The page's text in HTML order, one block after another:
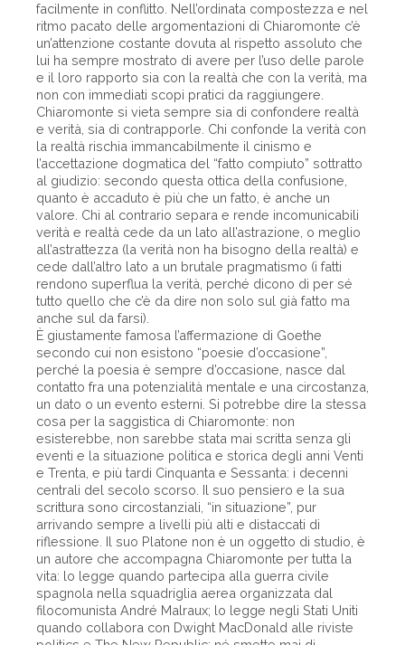
facilmente in conflitto. Nell’ordinata compostezza e nel
ritmo pacato delle argomentazioni di Chiaromonte c’è
un’attenzione costante dovuta al rispetto assoluto che
lui ha sempre mostrato di avere per l’uso delle parole
e il loro rapporto sia con la realtà che con la verità, ma
non con immediati scopi pratici da raggiungere.
Chiaromonte si vieta sempre sia di confondere realtà
e verità, sia di contrapporle. Chi confonde la verità con
la realtà rischia immancabilmente il cinismo e
l’accettazione dogmatica del “fatto compiuto” sottratto
al giudizio: secondo questa ottica della confusione,
quanto è accaduto è più che un fatto, è anche un
valore. Chi al contrario separa e rende incomunicabili
verità e realtà cede da un lato all’astrazione, o meglio
all’astrattezza (la verità non ha bisogno della realtà) e
cede dall’altro lato a un brutale pragmatismo (i fatti
rendono superflua la verità, perché dicono di per sé
tutto quello che c’è da dire non solo sul già fatto ma
anche sul da farsi).
È giustamente famosa l’affermazione di Goethe
secondo cui non esistono “poesie d’occasione”,
perché la poesia è sempre d’occasione, nasce dal
contatto fra una potenzialità mentale e una circostanza,
un dato o un evento esterni. Si potrebbe dire la stessa
cosa per la saggistica di Chiaromonte: non
esisterebbe, non sarebbe stata mai scritta senza gli
eventi e la situazione politica e storica degli anni Venti
e Trenta, e più tardi Cinquanta e Sessanta: i decenni
centrali del secolo scorso. Il suo pensiero e la sua
scrittura sono circostanziali, “in situazione”, pur
arrivando sempre a livelli più alti e distaccati di
riflessione. Il suo Platone non è un oggetto di studio, è
un autore che accompagna Chiaromonte per tutta la
vita: lo legge quando partecipa alla guerra civile
spagnola nella squadriglia aerea organizzata dal
filocomunista André Malraux; lo legge negli Stati Uniti
quando collabora con Dwight MacDonald alle riviste